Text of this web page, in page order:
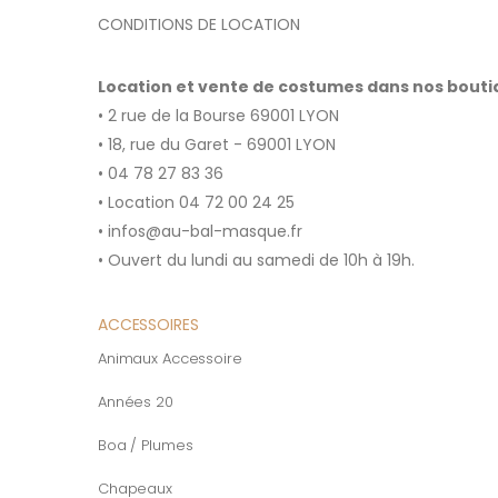
CONDITIONS DE LOCATION
Location et vente de costumes dans nos
• 2 rue de la Bourse 69001 LYON
• 18, rue du Garet - 69001 LYON
• 04 78 27 83 36
• Location 04 72 00 24 25
• infos@au-bal-masque.fr
• Ouvert du lundi au samedi de 10h à 19h.
ACCESSOIRES
Animaux Accessoire
Années 20
Boa / Plumes
Chapeaux